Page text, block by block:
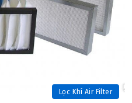
Lọc Khí Air Filter